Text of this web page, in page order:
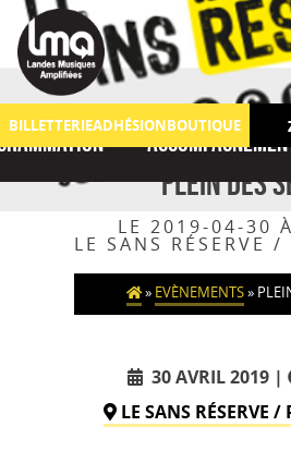
Skip
content
BILLETTERIEADHÉSIONBOUTIQUE
Plein des
LE 2019-04-30
LE SANS RÉSERVE /
» EVÈNEMENTS»
30 AVRIL 2019
LE SANS RÉSERVE /